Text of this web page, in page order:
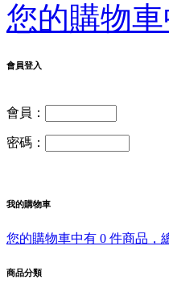
您的購物
會員登入
會員：
密碼：
我的購物車
您的購物車中有 0 件商品，
商品分類